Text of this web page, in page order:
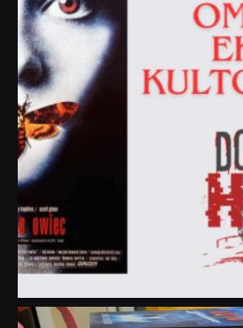
dobryhorror